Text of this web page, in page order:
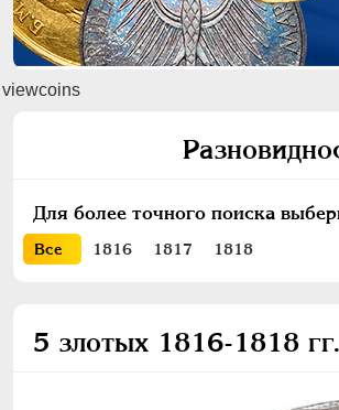
viewcoins
Для более точного поиска
Все 1816 1817 1818
5 злотых 1816-1818 гг.